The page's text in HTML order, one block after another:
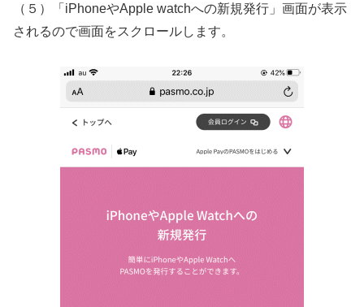
（５）「iPhoneやApple watchへの新規発行」画面が表示
されるので画面をスクロールします。